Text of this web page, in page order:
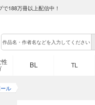
188万冊以上配信中！
BL TL
ル